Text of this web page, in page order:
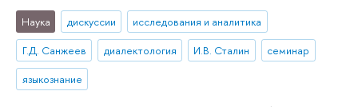
Наука дискуссии
исследования и аналитика
Г.Д. Санжеев
диалектология И.В. Сталин
семинар
языкознание